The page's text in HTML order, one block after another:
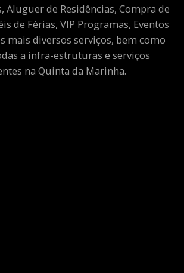
Aluguer de Residências, Compra de
de Férias, VIP Programas, Eventos
mais diversos serviços, bem como
a infra-estruturas e serviços
na Quinta da Marinha.